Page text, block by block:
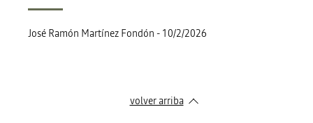
José Ramón Martínez Fondón - 10/2/2026
volver arriba